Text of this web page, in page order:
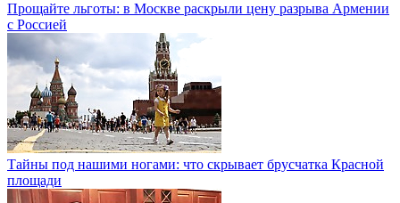
Прощайте льготы: в Москве раскрыли цену разрыва Армении
с Россией
Тайны под нашими ногами: что скрывает брусчатка Красной
площади